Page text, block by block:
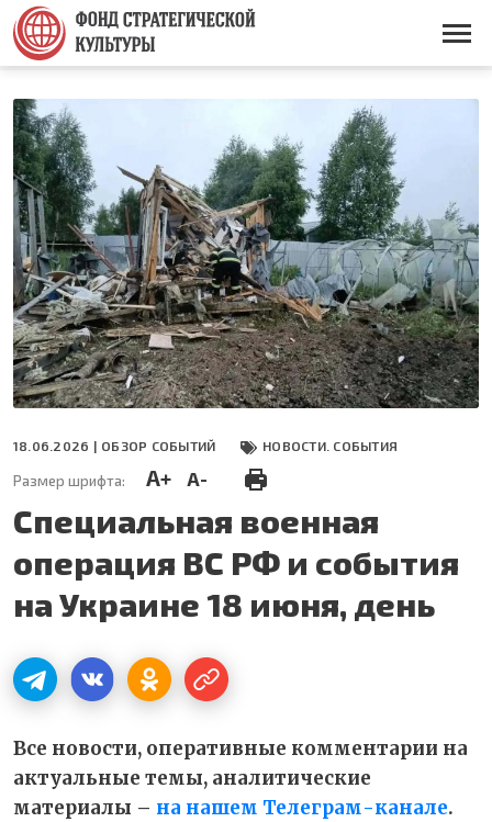
Перейти
основному
содержанию
Основная
18.06.2026 | ОБЗОР СОБЫТИЙ НОВОСТИ. СОБЫТИЯ
Размер шрифта: A+ A-
Специальная военная
операция ВС РФ и события
на Украине 18 июня, день
Все новости, оперативные комментарии на
актуальные темы, аналитические
материалы – на нашем Телеграм-канале.